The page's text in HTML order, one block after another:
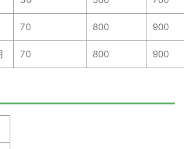
70 800 900
70 800 900